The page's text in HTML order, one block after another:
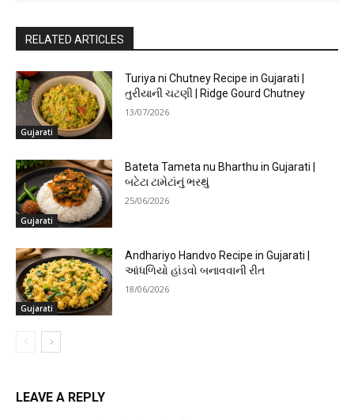
RELATED ARTICLES
Gujarati
Turiya ni Chutney Recipe in Gujarati |
તુરીયાની ચટણી | Ridge Gourd Chutney
13/07/2026
Gujarati
Bateta Tameta nu Bharthu in Gujarati |
બટેટા ટામેટાંનું ભરથું
25/06/2026
Gujarati
Andhariyo Handvo Recipe in Gujarati |
આંધળિયો હાંડવો બનાવવાની રીત
18/06/2026
LEAVE A REPLY